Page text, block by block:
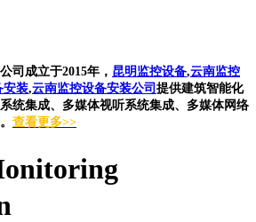
司成立于2015年， 昆明监控设备,云南监控
安装,云南监控设备安装公司 提供建筑智能化
统集成、多媒体视听系统集成、多媒体网络
查看更多>>